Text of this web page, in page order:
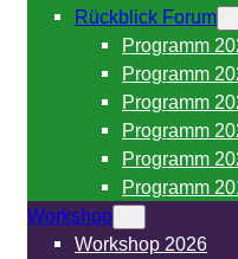
Rückblick Forum
Programm
Programm
Programm
Programm
Programm
Programm
Workshop
Workshop 2026